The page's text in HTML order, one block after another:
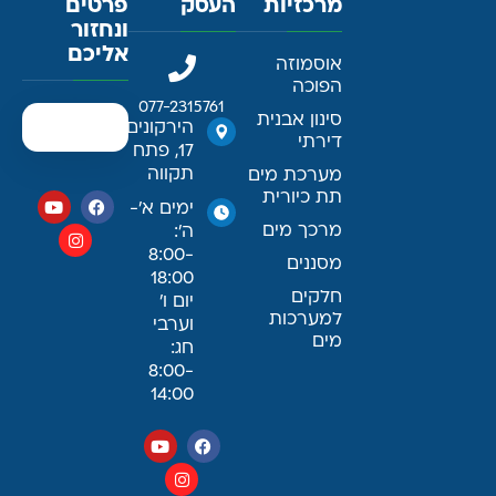
מרכזיות
אוסמוזה
הפוכה
סינון אבנית
דירתי
מערכת מים
תת כיורית
מרכך מים
מסננים
חלקים
למערכות
מים
העסק
077-2315761
הירקונים
17, פתח
תקווה
ימים א׳-
ה׳:
8:00-
18:00
יום ו׳
וערבי
חג:
8:00-
14:00
פרטים
ונחזור
אליכם